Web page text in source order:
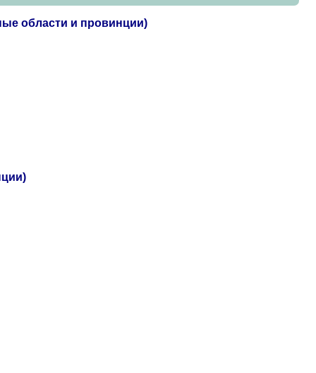
области и провинции)